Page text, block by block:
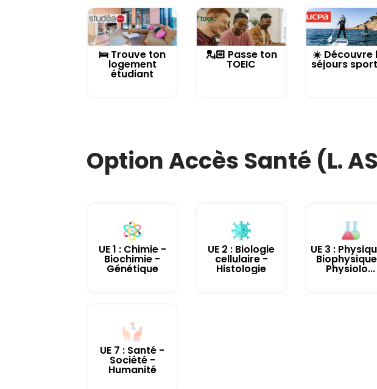
🛌 Trouve ton
logement
étudiant
💂🏻 Passe ton
TOEIC
☀️ Découvre
séjours
Option Accès Santé (L.
UE 1 : Chimie -
Biochimie -
Génétique
UE 2 : Biologie
cellulaire -
Histologie
UE 3 :
Physiolo...
UE 7 : Santé -
Société -
Humanité